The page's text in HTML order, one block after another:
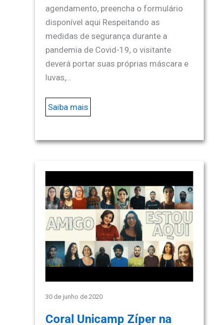
agendamento, preencha o formulário
disponível aqui Respeitando as
medidas de segurança durante a
pandemia de Covid-19, o visitante
deverá portar suas próprias máscara e
luvas,…
Saiba mais
30 de junho de 2020
Coral Unicamp Zíper na